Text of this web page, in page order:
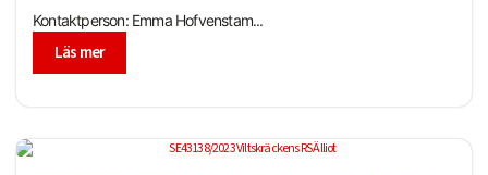
Kontaktperson: Emma Hofvenstam...
Läs mer